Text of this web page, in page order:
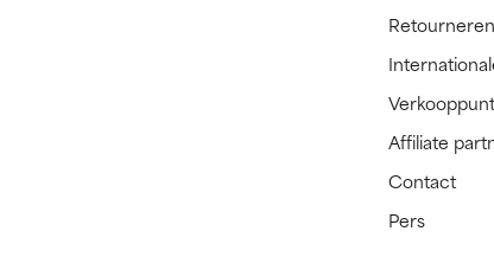
Retourneren
Affiliate
Contact
Pers